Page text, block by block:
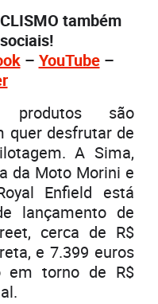
também
– YouTube–
são
quer desfrutar de
A Sima,
da Moto Morini e
Enfield está
lançamento de
cerca de R$
e 7.399 euros
em torno de R$